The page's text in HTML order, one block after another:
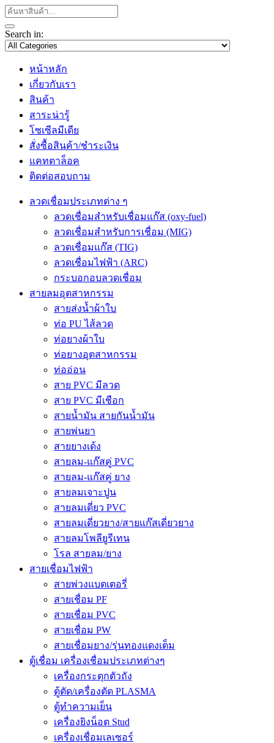
Search in:
หน้าหลัก
เกี่ยวกับเรา
สินค้า
สาระน่ารู้
โซเซีลมีเดีย
สั่งซื้อสินค้า/ชำระเงิน
แคทตาล็อค
ติดต่อสอบถาม
ลวดเชื่อมประเภทต่าง ๆ
ลวดเชื่อมสำหรับเชื่อมแก๊ส (oxy-fuel)
ลวดเชื่อมสำหรับการเชื่อม (MIG)
ลวดเชื่อมแก๊ส (TIG)
ลวดเชื่อมไฟฟ้า (ARC)
กระบอกอบลวดเชื่อม
สายลมอุตสาหกรรม
สายส่งน้ำผ้าใบ
ท่อ PU ไส้ลวด
ท่อยางผ้าใบ
ท่อยางอุตสาหกรรม
ท่ออ่อน
สาย PVC มีลวด
สาย PVC มีเชือก
สายน้ำมัน สายกันน้ำมัน
สายพ่นยา
สายยางเด้ง
สายลม-แก๊สคู่ PVC
สายลม-แก๊สคู่ ยาง
สายลมเจาะปูน
สายลมเดี่ยว PVC
สายลมเดี่ยวยาง/สายแก๊สเดี่ยวยาง
สายลมโพลียูรีเทน
โรล สายลม/ยาง
สายเชื่อมไฟฟ้า
สายพ่วงแบตเตอรี่
สายเชื่อม PF
สายเชื่อม PVC
สายเชื่อม PW
สายเชื่อมยาง/รุ่นทองแดงเต็ม
ตู้เชื่อม เครื่องเชื่อมประเภทต่างๆ
เครื่องกระตุกตัวถัง
ตู้ตัด/เครื่องตัด PLASMA
ตู้ทำความเย็น
เครื่องยิงน็อต Stud
เครื่องเชื่อมเลเซอร์